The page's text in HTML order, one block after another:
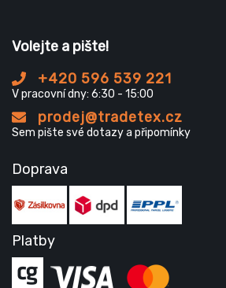
Volejte a pište!
+420 596 539 221
V pracovní dny: 6:30 - 15:00
prodej@tradetex.cz
Sem pište své dotazy a připomínky
Doprava
Platby